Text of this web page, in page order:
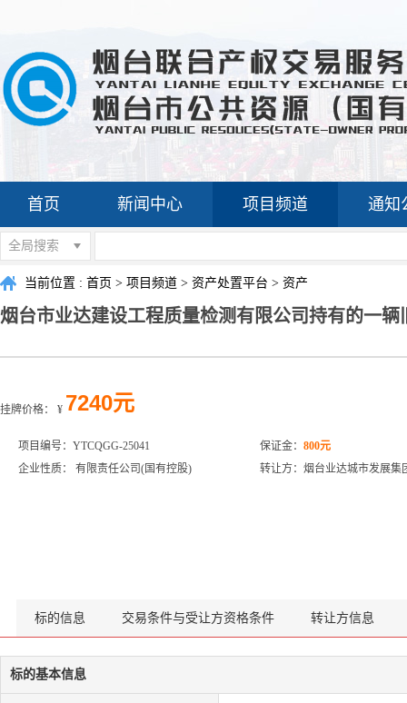
首页 新闻中心 项目频道 通知
全局搜索
当前位置 : 首页 > 项目频道 > 资产处置平台 > 资产
烟台市业达建设工程质量检测有限公司持有的一辆
挂牌价格： ¥ 7240元
项目编号：YTCQGG-25041 保证金： 800元
企业性质： 有限责任公司(国有控股)
转让方：烟台业达城市发展集
标的信息 交易条件与受让方资格条件 转让方信息
标的基本信息